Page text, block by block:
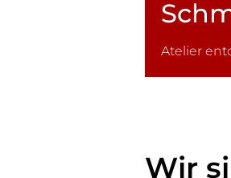
Atelier
Wir